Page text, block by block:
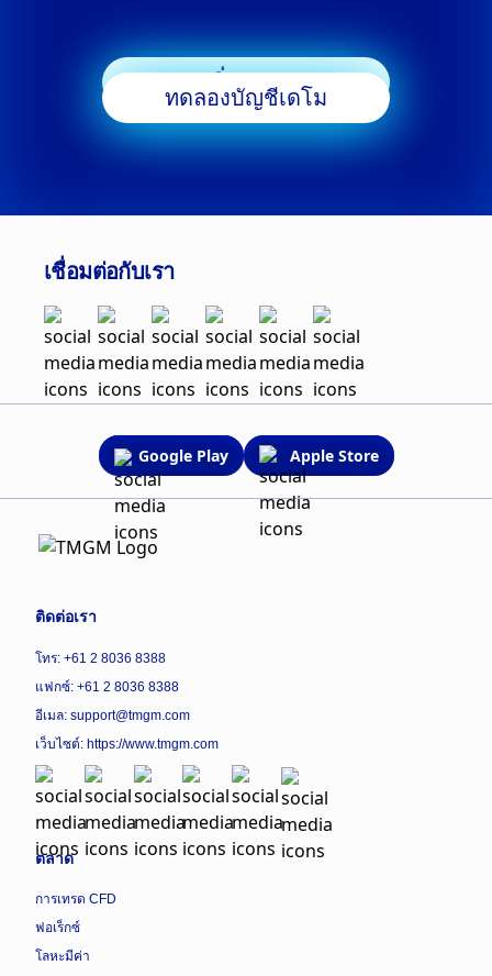
เริ่มเทรด
ทดลองบัญชีเดโม
เชื่อมต่อกับเรา
Google Play Apple Store
ติดต่อเรา
โทร: +61 2 8036 8388
แฟกซ์: +61 2 8036 8388
อีเมล: support@tmgm.com
เว็บไซต์: https://www.tmgm.com
ตลาด
การเทรด CFD
ฟอเร็กซ์
โลหะมีค่า